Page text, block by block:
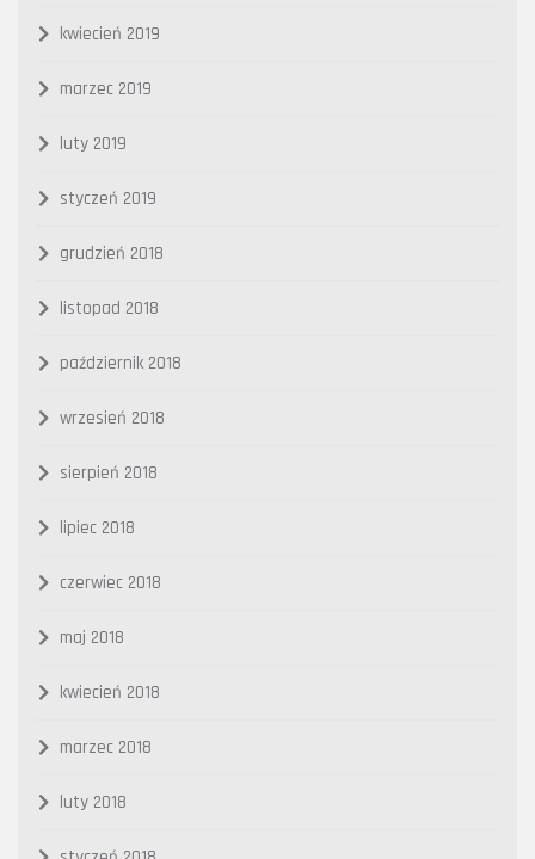
kwiecień 2019
marzec 2019
luty 2019
styczeń 2019
grudzień 2018
listopad 2018
październik 2018
wrzesień 2018
sierpień 2018
lipiec 2018
czerwiec 2018
maj 2018
kwiecień 2018
marzec 2018
luty 2018